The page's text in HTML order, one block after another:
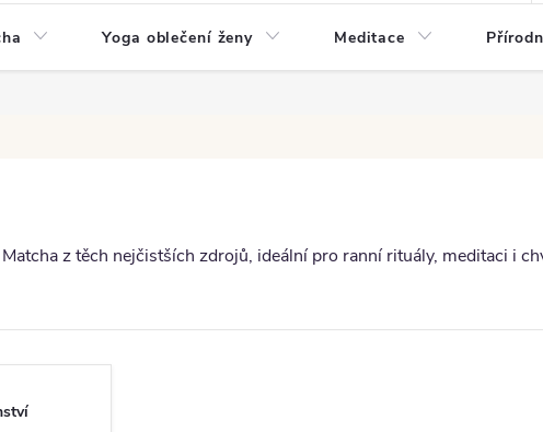
Yoga oblečení ženy Meditace
z těch nejčistších zdrojů, ideální pro ranní rituály, meditaci i